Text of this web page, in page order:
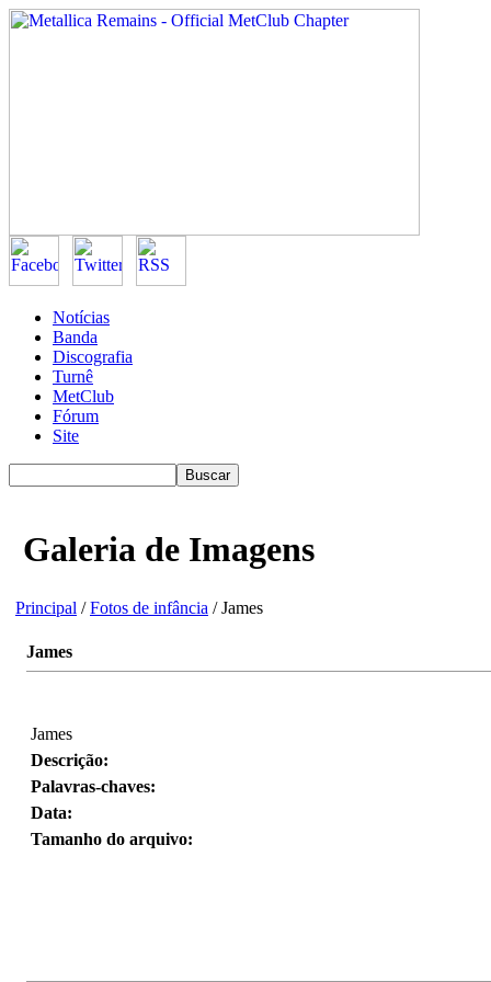
Notícias
Banda
Discografia
Turnê
MetClub
Fórum
Site
Galeria de Imagens
Principal /Fotos de infância / James
James
James
Descrição:
Palavras-chaves:
Data:
Tamanho do arquivo: